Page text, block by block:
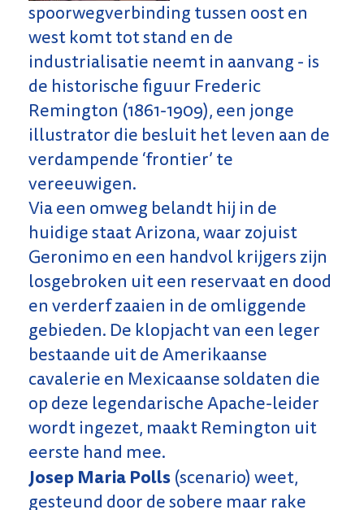
spoorwegverbinding tussen oost en
west komt tot stand en de
industrialisatie neemt in aanvang - is
de historische figuur Frederic
Remington (1861-1909), een jonge
illustrator die besluit het leven aan de
verdampende ‘frontier’ te
vereeuwigen.
Via een omweg belandt hij in de
huidige staat Arizona, waar zojuist
Geronimo en een handvol krijgers zijn
losgebroken uit een reservaat en dood
en verderf zaaien in de omliggende
gebieden. De klopjacht van een leger
bestaande uit de Amerikaanse
cavalerie en Mexicaanse soldaten die
op deze legendarische Apache-leider
wordt ingezet, maakt Remington uit
eerste hand mee.
Josep Maria Polls (scenario) weet,
gesteund door de sobere maar rake